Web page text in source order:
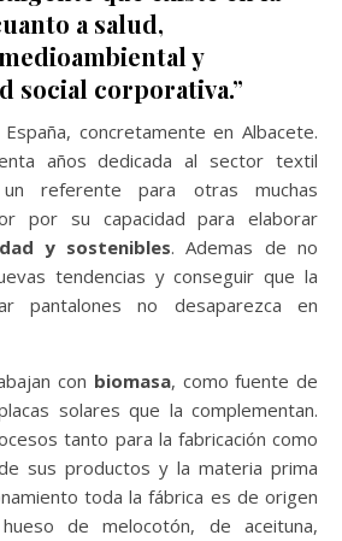
a salud,
y
social corporativa.”
años dedicada al sector textil
referente para otras muchas
por su capacidad para elaborar
y sostenibles. Ademas de no
tendencias y conseguir que la
pantalones no desaparezca en
con biomasa, como fuente de
solares que la complementan.
tanto para la fabricación como
sus productos y la materia prima
toda la fábrica es de origen
hueso de melocotón, de aceituna,